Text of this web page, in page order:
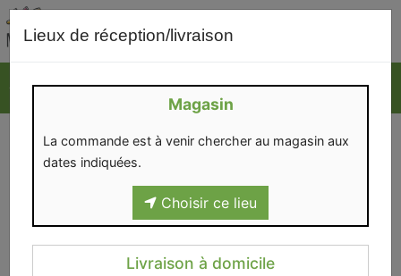
Lieux de réception/livraison
Magasin
La commande est à venir chercher au magasin aux
dates indiquées.
Choisir ce lieu
Livraison à domicile